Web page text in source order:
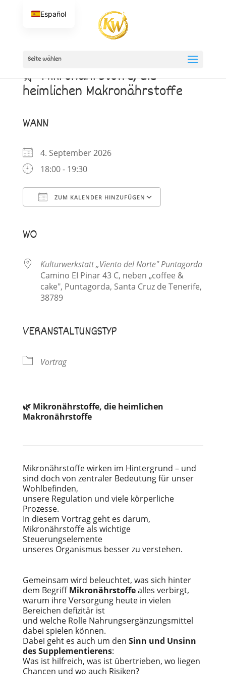
Seite wählen
🌿 Mikronährstoffe, die
heimlichen Makronährstoffe
WANN
4. September 2026
18:00 - 19:30
ZUM KALENDER HINZUFÜGEN
WO
Kulturwerkstatt „Viento del Norte" Puntagorda
Camino EI Pinar 43 C, neben „coffee &
cake", Puntagorda, Santa Cruz de Tenerife,
38789
VERANSTALTUNGSTYP
Vortrag
🌿 Mikronährstoffe, die heimlichen
Makronährstoffe
Mikronährstoffe wirken im Hintergrund – und
sind doch von zentraler Bedeutung für unser
Wohlbefinden,
unsere Regulation und viele körperliche
Prozesse.
In diesem Vortrag geht es darum,
Mikronährstoffe als wichtige
Steuerungselemente
unseres Organismus besser zu verstehen.
Gemeinsam wird beleuchtet, was sich hinter
dem BegriffMikronährstoffealles verbirgt,
warum ihre Versorgung heute in vielen
Bereichen defizitär ist
und welche Rolle Nahrungsergänzungsmittel
dabei spielen können.
Dabei geht es auch um den Sinn und Unsinn
des Supplementierens:
Was ist hilfreich, was ist übertrieben, wo liegen
Chancen und wo auch Risiken?
Español